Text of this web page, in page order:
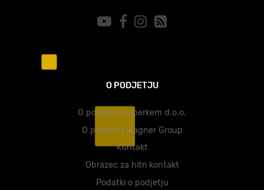
O PODJETJU
O podjetju Superkem d.o.o.
O podjetju Wagner Group
Kontakt
Obrazec za hitri kontakt
Podatki o podjetju